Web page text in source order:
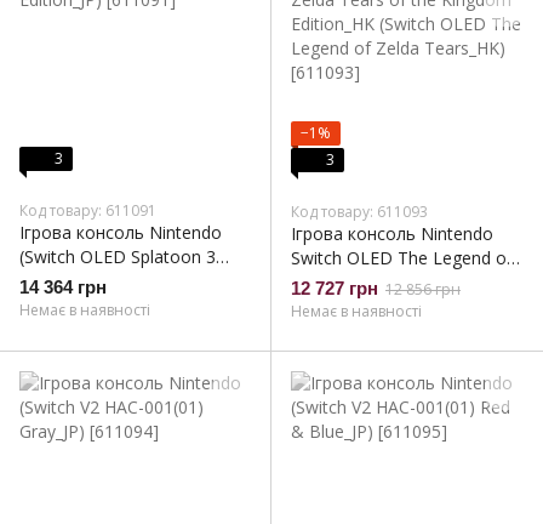
3
Код товару: 611091
Ігрова консоль Nintendo
(Switch OLED Splatoon 3
Edition_JP)
14 364 грн
Немає в наявності
−1%
3
Код товару: 611093
Ігрова консоль Nintendo
Switch OLED The Legend of
Zelda Tears of the Kingdom
Edition_HK (Switch OLED The
12 727 грн 12 856 грн
Немає в наявності